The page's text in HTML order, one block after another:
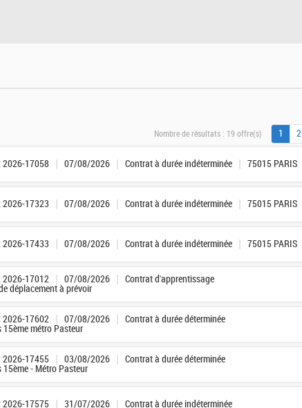
Nombre de résultats : 19 offre(s) 1 2
2026-17058 07/08/2026 Contrat à durée indéterminée 75015 PARIS
2026-17323 07/08/2026 Contrat à durée indéterminée 75015 PARIS
2026-17433 07/08/2026 Contrat à durée indéterminée 75015 PARIS
2026-17012 07/08/2026
Contrat d'apprentissage
déplacement à prévoir
2026-17602 07/08/2026
Contrat à durée déterminée
15ème métro Pasteur
2026-17455 03/08/2026
Contrat à durée déterminée
15ème - Métro Pasteur
2026-17575 31/07/2026 Contrat à durée indéterminée